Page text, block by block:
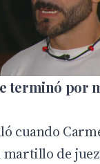
terminó por
cuando
de